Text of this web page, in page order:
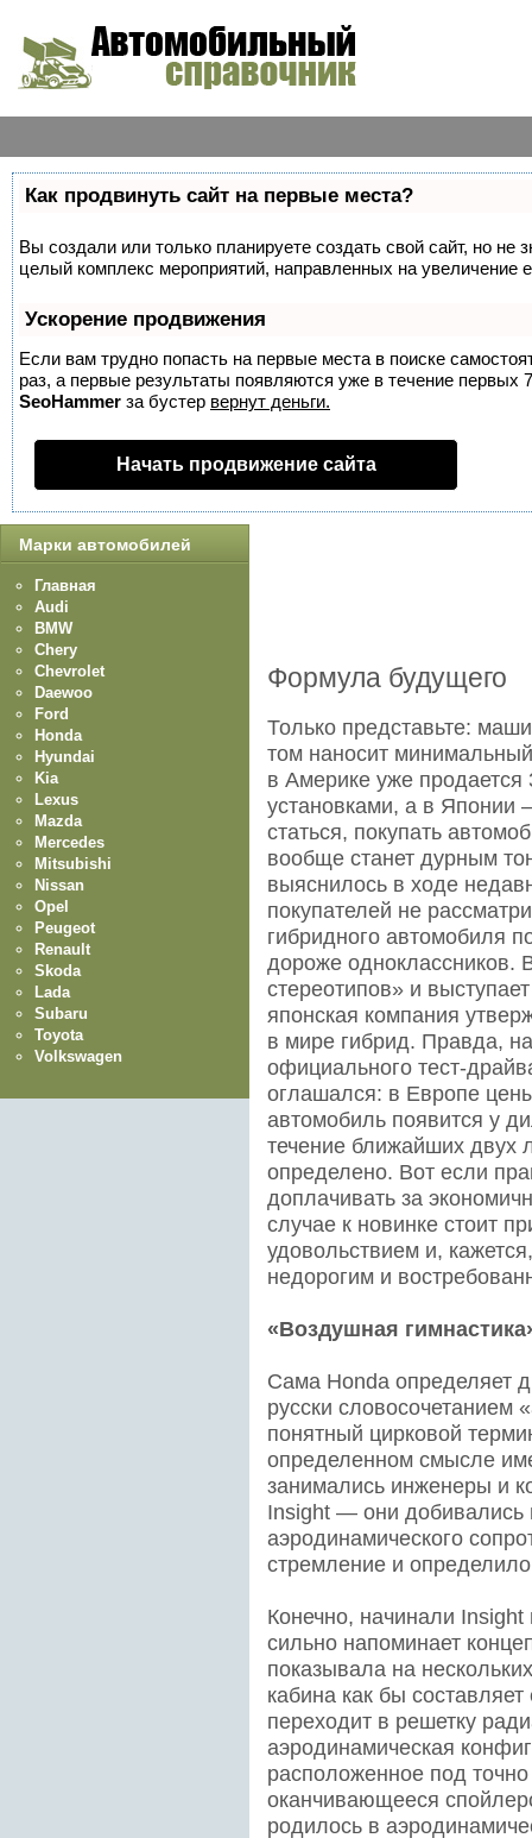
Как продвинуть сайт на первые места?
Вы создали или только планируете создать свой сайт, но не
целый комплекс мероприятий, направленных на увеличение
Ускорение продвижения
Если вам трудно попасть на первые места в поиске
раз, а первые результаты появляются уже в течение первых
SeoHammer за бустер вернут деньги.
Начать продвижение сайта
Формула будущего
Только представьте:
том наносит
в Америке уже
установками, а в Японии
статься, покупать
вообще станет дурным
выяснилось в ходе
покупателей не
гибридного автомобиля
дороже одноклассников.
стереотипов» и
японская компания
в мире гибрид. Правда,
официального тест-
оглашался: в Европе
автомобиль появится у
течение ближайших двух
определено. Вот если
доплачивать за
случае к новинке стоит
удовольствием и,
недорогим и
«Воздушная
Сама Honda определяет
русски словосочетанием
понятный цирковой
определенном смысле
занимались инженеры и
Insight — они
аэродинамического
стремление и
Конечно, начинали
сильно напоминает
показывала на
кабина как бы
переходит в решетку
аэродинамическая
расположенное под
оканчивающееся
родилось в
Марки автомобилей
Главная
Audi
BMW
Chery
Chevrolet
Daewoo
Ford
Honda
Hyundai
Kia
Lexus
Mazda
Mercedes
Mitsubishi
Nissan
Opel
Peugeot
Renault
Skoda
Lada
Subaru
Toyota
Volkswagen